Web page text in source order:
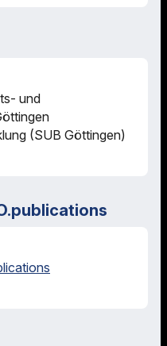
und
(SUB Göttingen)